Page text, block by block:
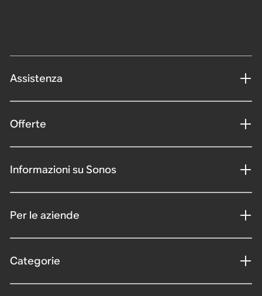
Assistenza
Offerte
Informazioni su Sonos
Per le aziende
Categorie